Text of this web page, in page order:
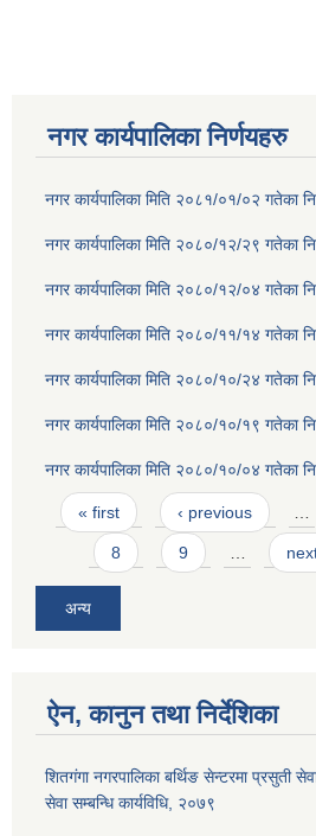
नगर कार्यपालिका निर्णयहरु
नगर कार्यपालिका मिति २०८१/०१/०२ गतेका
नगर कार्यपालिका मिति २०८०/१२/२९ गतेका
नगर कार्यपालिका मिति २०८०/१२/०४ गतेका
नगर कार्यपालिका मिति २०८०/११/१४ गतेका
नगर कार्यपालिका मिति २०८०/१०/२४ गतेका
नगर कार्यपालिका मिति २०८०/१०/१९ गतेका
नगर कार्यपालिका मिति २०८०/१०/०४ गतेका
Pages
« first ‹ previous …
8 9 …
अन्य
ऐन, कानुन तथा निर्देशिका
शितगंगा नगरपालिका बर्थिङ सेन्टरमा प्रसुती
सेवा सम्बन्धि कार्यविधि, २०७९